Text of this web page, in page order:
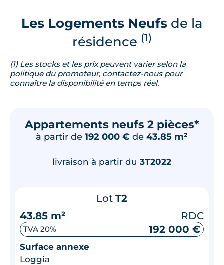
Les Logements Neufsde la
résidence (1)
(1) Les stocks et les prix peuvent varier selon la
politique du promoteur, contactez-nous pour
connaître la disponibilité en temps réel.
Appartements neufs 2 pièces*
à partir de 192 000 € de 43.85 m²
livraison à partir du 3T2022
Lot T2
43.85 m²
RDC
TVA 20% 192 000 €
Surface annexe
Loggia